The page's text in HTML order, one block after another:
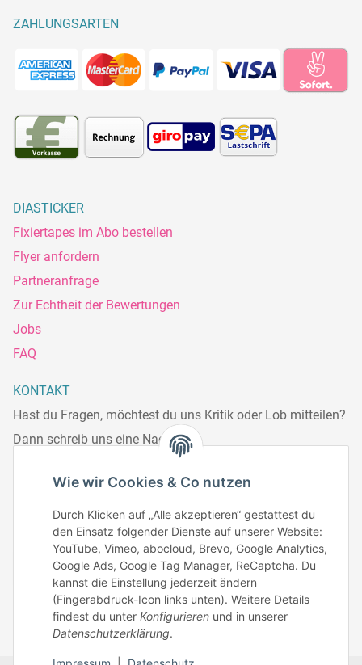
Wie wir Cookies & Co nutzen
Durch Klicken auf „Alle akzeptieren“ gestattest du
den Einsatz folgender Dienste auf unserer Website:
YouTube, Vimeo, abocloud, Brevo, Google Analytics,
Google Ads, Google Tag Manager, ReCaptcha. Du
kannst die Einstellung jederzeit ändern
(Fingerabdruck-Icon links unten). Weitere Details
findest du unter Konfigurieren und in unserer
Datenschutzerklärung.
ZAHLUNGSARTEN
DIASTICKER
Fixiertapes im Abo bestellen
Flyer anfordern
Partneranfrage
Zur Echtheit der Bewertungen
Jobs
FAQ
KONTAKT
Hast du Fragen, möchtest du uns Kritik oder Lob mitteilen?
Dann schreib uns eine Nachricht.
Telefonisch erreichst du uns:
Telefonnr.: 0951/70045771
Zum Kontakt